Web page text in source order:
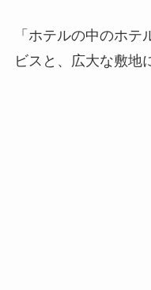
「ホテルの中のホ
ビスと、広大な敷地